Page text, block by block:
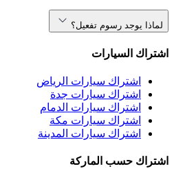
لماذا يوجد رسوم تفعيل؟
اشتراك السيارات
اشتراك سيارات الرياض
اشتراك سيارات جدة
اشتراك سيارات الدمام
اشتراك سيارات مكة
اشتراك سيارات المدينة
اشتراك حسب الماركة